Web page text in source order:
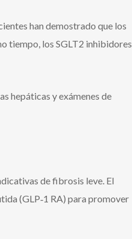
han demostrado que los
tiempo, los SGLT2 inhibidores
hepáticas y exámenes de
de fibrosis leve. El
(GLP‑1 RA) para promover